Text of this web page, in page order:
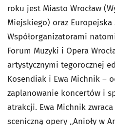
roku jest Miasto Wrocław
Miejskiego) oraz
Współorganizatorami
Forum Muzyki i Opera
artystycznymi tegorocznej
Kosendiak i Ewa Michnik –
zaplanowanie koncertów i
atrakcji. Ewa Michnik
sceniczną opery „Anioły w